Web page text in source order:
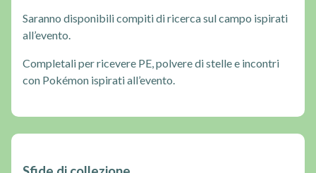
Saranno disponibili compiti di ricerca sul campo ispirati
all’evento.
Completali per ricevere PE, polvere di stelle e incontri
con Pokémon ispirati all’evento.